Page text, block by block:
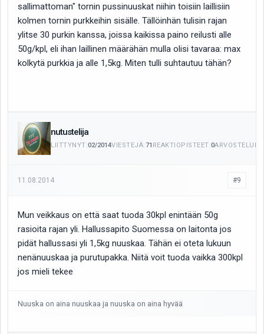
sallimattoman" tornin pussinuuskat niihin toisiin laillisiin
kolmen tornin purkkeihin sisälle. Tällöinhän tulisin rajan
ylitse 30 purkin kanssa, joissa kaikissa paino reilusti alle
50g/kpl, eli ihan laillinen määrähän mulla olisi tavaraa: max
kolkytä purkkia ja alle 1,5kg. Miten tulli suhtautuu tähän?
nutustelija
LIITTYNYT:02/2014VIESTEJÄ: 71 REAKTIOPISTEET:0
11.08.2014 #9
Mun veikkaus on että saat tuoda 30kpl enintään 50g
rasioita rajan yli. Hallussapito Suomessa on laitonta jos
pidät hallussasi yli 1,5kg nuuskaa. Tähän ei oteta lukuun
nenänuuskaa ja purutupakka. Niitä voit tuoda vaikka 300kpl
jos mieli tekee
Nuuska on aina nuuskaa ja nuuska on aina hyvää